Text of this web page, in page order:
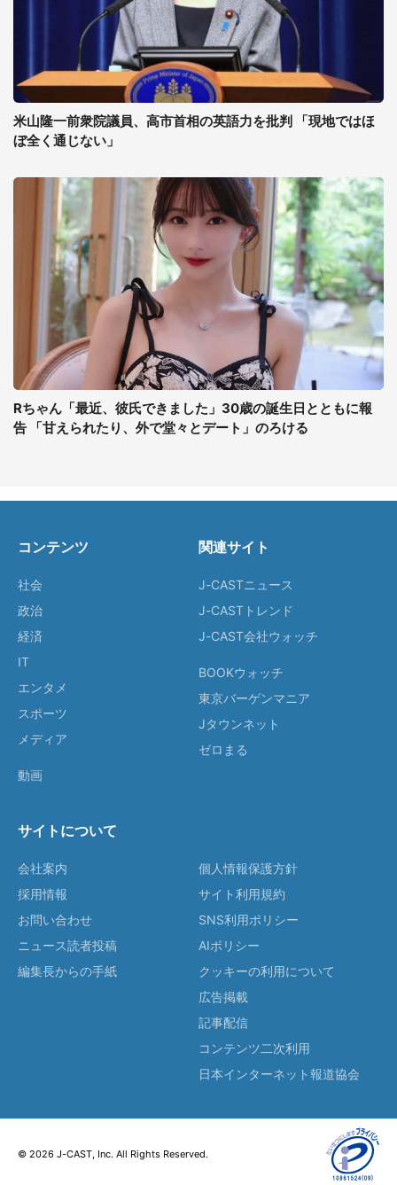
米山隆一前衆院議員、高市首相の英語力を批判 「現地ではほ
ぼ全く通じない」
Rちゃん「最近、彼氏できました」30歳の誕生日とともに報
告 「甘えられたり、外で堂々とデート」のろける
コンテンツ
社会
政治
経済
IT
エンタメ
スポーツ
メディア
動画
関連サイト
J-CASTニュース
J-CASTトレンド
J-CAST会社ウォッチ
BOOKウォッチ
東京バーゲンマニア
Jタウンネット
ゼロまる
サイトについて
会社案内
採用情報
お問い合わせ
ニュース読者投稿
編集長からの手紙
個人情報保護方針
サイト利用規約
SNS利用ポリシー
AIポリシー
クッキーの利用について
広告掲載
記事配信
コンテンツ二次利用
日本インターネット報道協会
© 2026 J-CAST, Inc. All Rights Reserved.